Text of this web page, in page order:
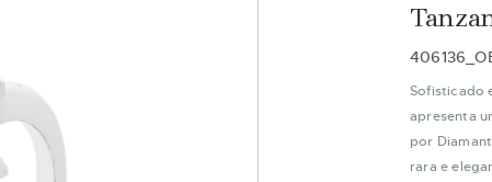
Sofisticado
apresenta
por
rara e